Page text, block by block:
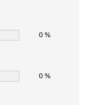
0 %
0 %